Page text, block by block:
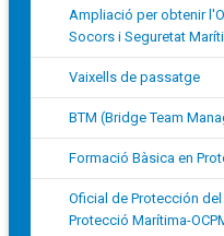
Ampliació per obtenir
Socors i Seguretat
Vaixells de passatge
BTM (Bridge Team
Formació Bàsica en
Oficial de Protección
Protecció Marítima-